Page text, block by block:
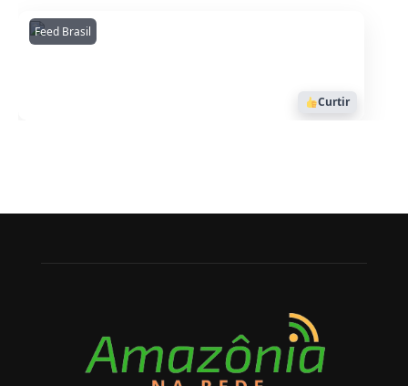
Feed BrasilAmazonianarede
1053
Curtir